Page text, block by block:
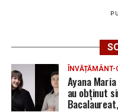
ÎNVĂȚĂMÂNT-
Ayana
au obținut